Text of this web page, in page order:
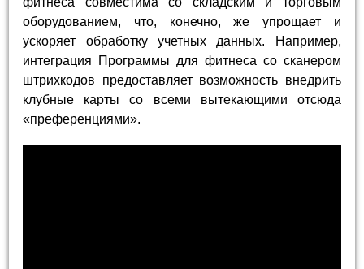
оборудованием, что, конечно, же упрощает и
ускоряет обработку учетных данных. Например,
интеграция Программы для фитнеса со сканером
штрихкодов предоставляет возможность внедрить
клубные карты со всеми вытекающими отсюда
«преференциями».